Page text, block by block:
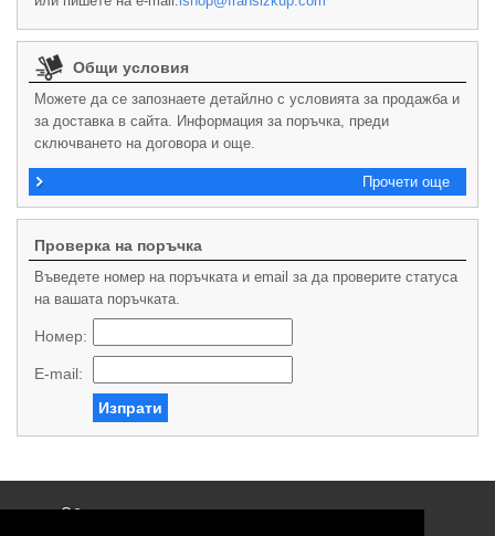
Общи условия
Можете да се запознаете детайлно с условията за продажба и
за доставка в сайта. Информация за поръчка, преди
сключването на договора и още.
Прочети още
Проверка на поръчка
Въведете номер на поръчката и email за да проверите статуса
на вашата поръчката.
Номер:
E-mail:
Изпрати
Общи условия